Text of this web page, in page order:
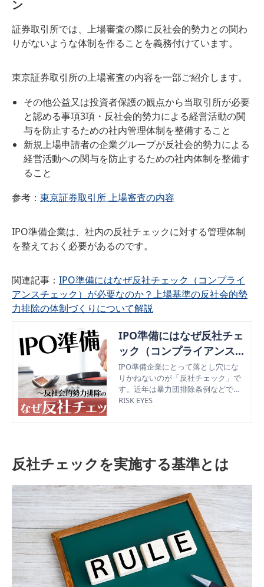
ン
証券取引所では、上場審査の際に反社会的勢力との関わ
りがないような体制を作ることを義務付けています。
東京証券取引所の上場審査の内容を一部ご紹介します。
その他公益又は投資者保護の観点から当取引所が必要
と認める事項3項・反社会的勢力による経営活動の関
与を防止するための社内管理体制を整備すること
新規上場申請者の企業グループが反社会的勢力による
経営活動への関与を防止するための社内体制を整備す
ること
参考： 東京証券取引所 上場審査の内容
IPO準備企業は、社内の反社チェックに対する管理体制
を整えておく必要があるのです。
関連記事： IPO準備にはなぜ反社チェック（コンプライ
アンスチェック）が必要なのか？上場基準の反社会的勢
力排除の体制づくりについて解説
IPO準備にはなぜ反社チェ
ック（コンプライアンスチ
ェック）が必要なのか？
反社会的勢力排除の体制づ
くりについて解説
IPO準備企業にとって落とし穴にな
りかねないのが「反社チェック」で
す。近年は暴力団排除条例などで暴
力団構成員は減少傾向にあります
力と密接な関係だったり、社員の中
に紛れていたりもします。 そうした
の際に引っかかって、それまでの準
備が水の泡になってしまうことがあ
ります。 そのため、IPO準備企業
は、必ず反社チェックを行わなけれ
ばなりません。今回はその方法やポ
イントなどを紹介いたします。
RISK EYES
反社チェックを実施する基準とは